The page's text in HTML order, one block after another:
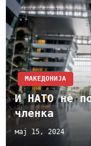
МАКЕДОНИЈА
И НАТО нѐ
членка
мај 15, 2024